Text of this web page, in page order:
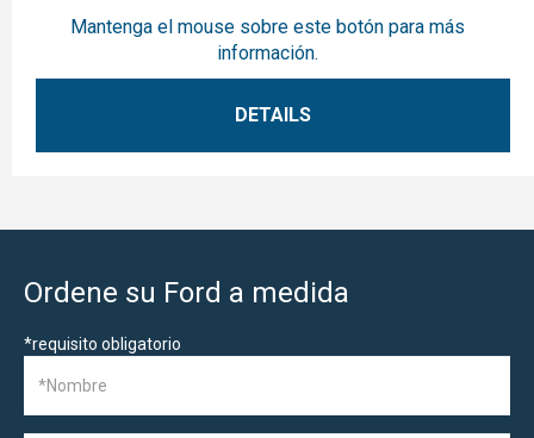
Mantenga el mouse sobre este botón para más
información.
DETAILS
Ordene su Ford a medida
*requisito obligatorio